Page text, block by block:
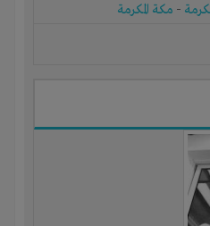
- مكة المكرمة